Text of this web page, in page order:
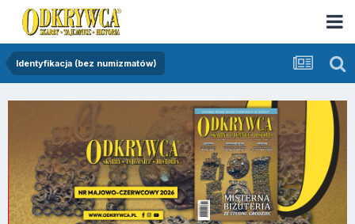
Identyfikacja (bez numizmatów)